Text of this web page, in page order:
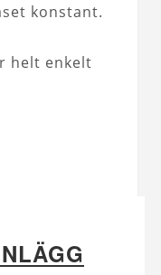
konstant.
helt enkelt